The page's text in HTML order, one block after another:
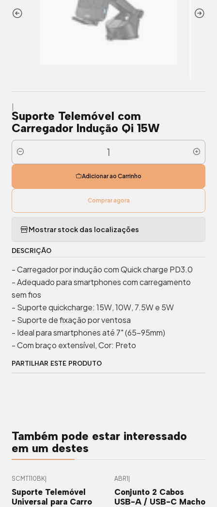
Suporte Telemóvel com
Carregador Indução Qi 15W
Quantidade
Adicionar ao Carrinho
Comprar agora
Mostrar stock das localizações
DESCRIÇÃO
- Carregador por indução com Quick charge PD3.0
- Adequado para smartphones com carregamento
sem fios
- Suporte quickcharge: 15W, 10W, 7.5W e 5W
- Suporte de fixação por ventosa
- Ideal para smartphones até 7" (65-95mm)
- Com braço extensível, Cor: Preto
PARTILHAR ESTE PRODUTO
Também pode estar interessado
em um destes
SCMT110BK|
Suporte Telemóvel
Universal para Carro
ABR1|
Conjunto 2 Cabos
USB-A / USB-C Macho